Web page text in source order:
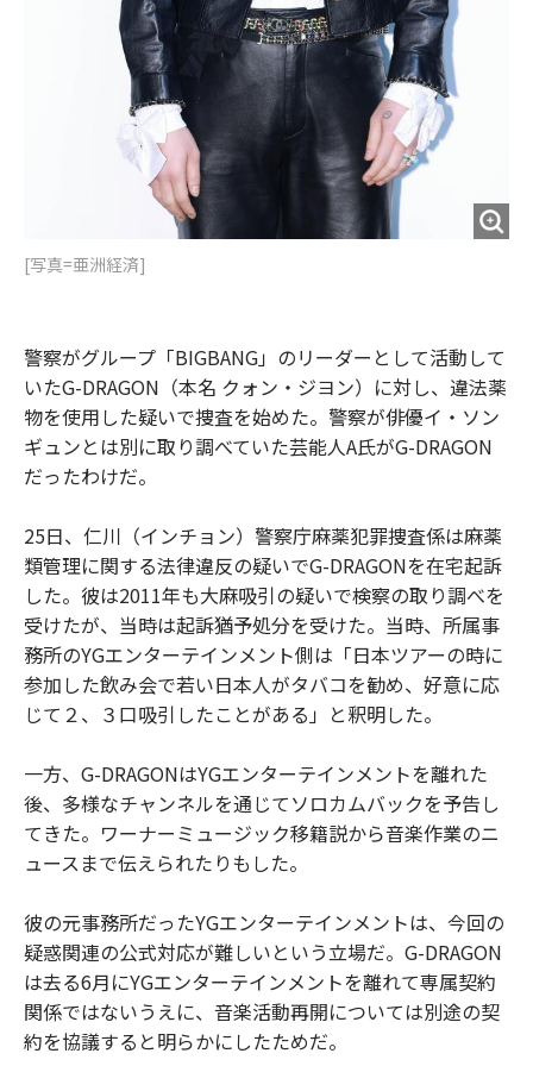
[写真=亜洲経済]
警察がグループ「BIGBANG」のリーダーとして活動して
いたG-DRAGON（本名 クォン・ジヨン）に対し、違法薬
物を使用した疑いで捜査を始めた。警察が俳優イ・ソン
ギュンとは別に取り調べていた芸能人A氏がG-DRAGON
だったわけだ。
25日、仁川（インチョン）警察庁麻薬犯罪捜査係は麻薬
類管理に関する法律違反の疑いでG-DRAGONを在宅起訴
した。彼は2011年も大麻吸引の疑いで検察の取り調べを
受けたが、当時は起訴猶予処分を受けた。当時、所属事
務所のYGエンターテインメント側は「日本ツアーの時に
参加した飲み会で若い日本人がタバコを勧め、好意に応
じて２、３口吸引したことがある」と釈明した。
一方、G-DRAGONはYGエンターテインメントを離れた
後、多様なチャンネルを通じてソロカムバックを予告し
てきた。ワーナーミュージック移籍説から音楽作業のニ
ュースまで伝えられたりもした。
彼の元事務所だったYGエンターテインメントは、今回の
疑惑関連の公式対応が難しいという立場だ。G-DRAGON
は去る6月にYGエンターテインメントを離れて専属契約
関係ではないうえに、音楽活動再開については別途の契
約を協議すると明らかにしたためだ。